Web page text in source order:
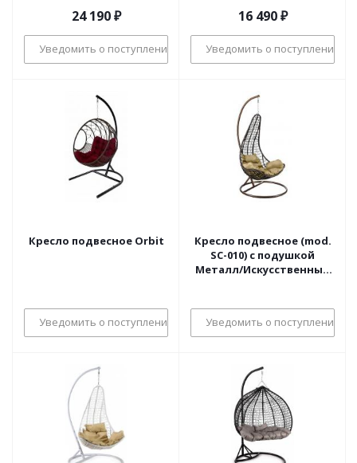
24 190₽
Уведомить о поступлении
16 490₽
Уведомить о поступлении
Кресло подвесное Orbit
Уведомить о поступлении
Кресло подвесное (mod.
SC-010) с подушкой
Металл/Искусственный
корзина:78х68х125см,
Уведомить о поступлении